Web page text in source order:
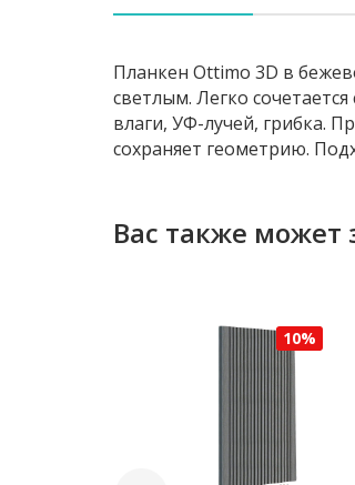
Планкен Ottimo 3D в
светлым. Легко
влаги, УФ-лучей, грибка.
сохраняет геометрию.
Вас также может
10%